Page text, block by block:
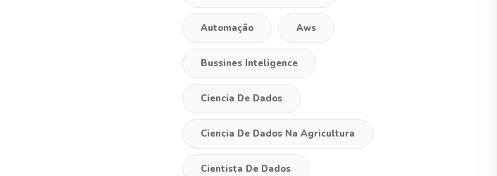
Automação Aws
Bussines Inteligence
Ciencia De Dados
Ciencia De Dados Na Agricultura
Cientista De Dados